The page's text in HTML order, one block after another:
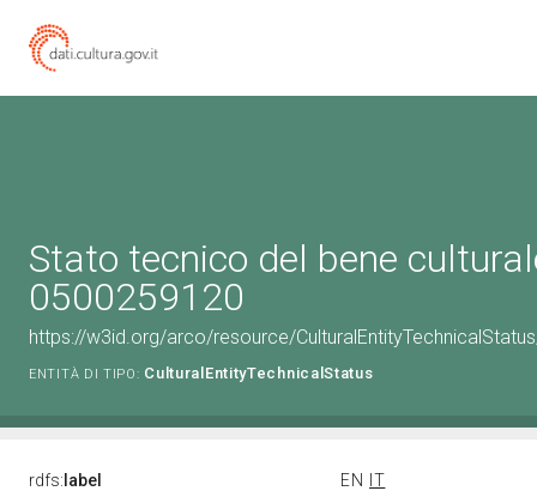
Stato tecnico del bene
0500259120
https://w3id.org/arco/resource/
ENTITÀ DI TIPO: CulturalEntityTechnicalStatus
rdfs: label EN
IT